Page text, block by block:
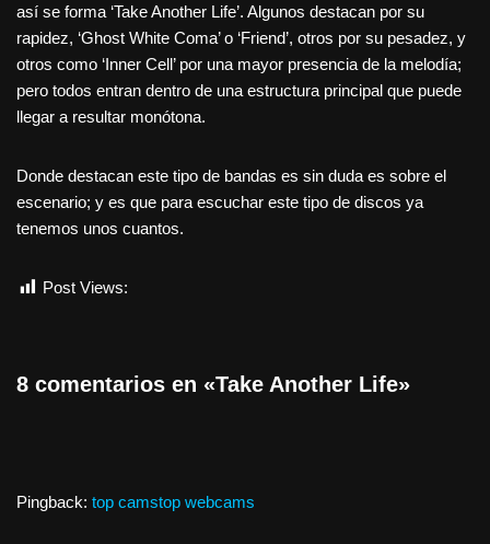
así se forma ‘Take Another Life’. Algunos destacan por su
rapidez, ‘Ghost White Coma’ o ‘Friend’, otros por su pesadez, y
otros como ‘Inner Cell’ por una mayor presencia de la melodía;
pero todos entran dentro de una estructura principal que puede
llegar a resultar monótona.
Donde destacan este tipo de bandas es sin duda es sobre el
escenario; y es que para escuchar este tipo de discos ya
tenemos unos cuantos.
Post Views:
8 comentarios en «Take Another Life»
Pingback: top camstop webcams